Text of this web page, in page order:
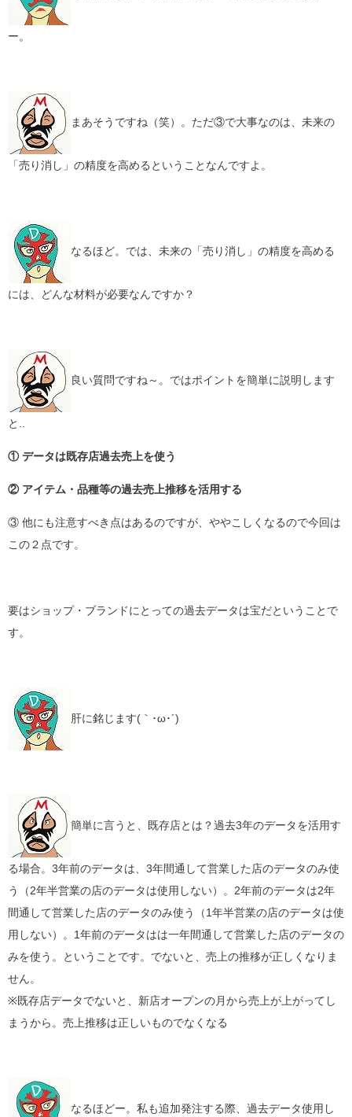
ー。
まあそうですね（笑）。ただ③で大事なのは、未来の
「売り消し」の精度を高めるということなんですよ。
なるほど。では、未来の「売り消し」の精度を高める
には、どんな材料が必要なんですか？
良い質問ですね～。ではポイントを簡単に説明します
と..
① データは既存店過去売上を使う
② アイテム・品種等の過去売上推移を活用する
③ 他にも注意すべき点はあるのですが、ややこしくなるので今回は
この２点です。
要はショップ・ブランドにとっての過去データは宝だということで
す。
肝に銘じます(｀･ω･´)ゞ
簡単に言うと、既存店とは？過去3年のデータを活用す
る場合。3年前のデータは、3年間通して営業した店のデータのみ使
う（2年半営業の店のデータは使用しない）。2年前のデータは2年
間通して営業した店のデータのみ使う（1年半営業の店のデータは使
用しない）。1年前のデータはは一年間通して営業した店のデータの
みを使う。ということです。でないと、売上の推移が正しくなりま
せん。
※既存店データでないと、新店オープンの月から売上が上がってし
まうから。売上推移は正しいものでなくなる
なるほどー。私も追加発注する際、過去データ使用し